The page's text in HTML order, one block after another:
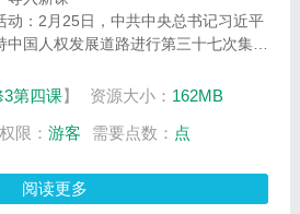
动：2月25日，中共中央总书记习近平
中国人权发展道路进行第三十七次集体
追求。党的百年奋斗史，贯穿着党团结
权而进行的不懈努力。推动人权事业的
，我们就从尊重和保障人权来看我国坚
民主专政。我们将通过两个分议题活
3第四课】 资源大小： 162MB
限： 游客 需要点数： 点
阅读更多